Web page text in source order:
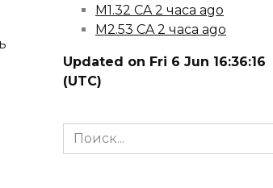
M1.32 CA 2 часа ago
M2.53 CA 2 часа ago
Updated on Fri 6 Jun 16:36:16
(UTC)
Search
for: